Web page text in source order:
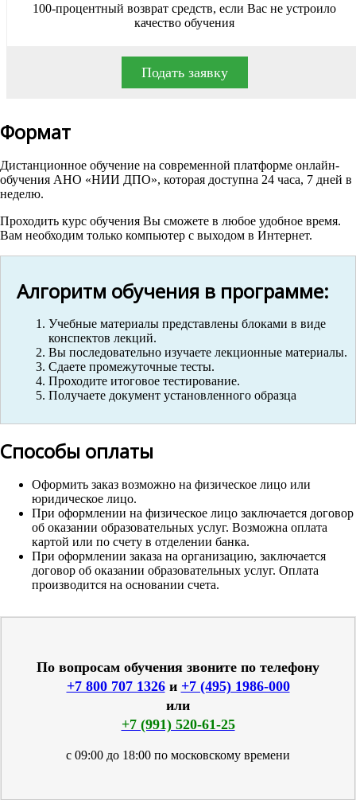
100-процентный возврат средств, если Вас не устроило
качество обучения
Подать заявку
Формат
Дистанционное обучение на современной платформе онлайн-
обучения АНО «НИИ ДПО», которая доступна 24 часа, 7 дней в
неделю.
Проходить курс обучения Вы сможете в любое удобное время.
Вам необходим только компьютер с выходом в Интернет.
Алгоритм обучения в программе:
Учебные материалы представлены блоками в виде
конспектов лекций.
Вы последовательно изучаете лекционные материалы.
Сдаете промежуточные тесты.
Проходите итоговое тестирование.
Получаете документ установленного образца
Способы оплаты
Оформить заказ возможно на физическое лицо или
юридическое лицо.
При оформлении на физическое лицо заключается договор
об оказании образовательных услуг. Возможна оплата
картой или по счету в отделении банка.
При оформлении заказа на организацию, заключается
договор об оказании образовательных услуг. Оплата
производится на основании счета.
По вопросам обучения звоните по телефону
+7 800 707 1326и +7 (495) 1986-000
или
+7 (991) 520-61-25
с 09:00 до 18:00 по московскому времени